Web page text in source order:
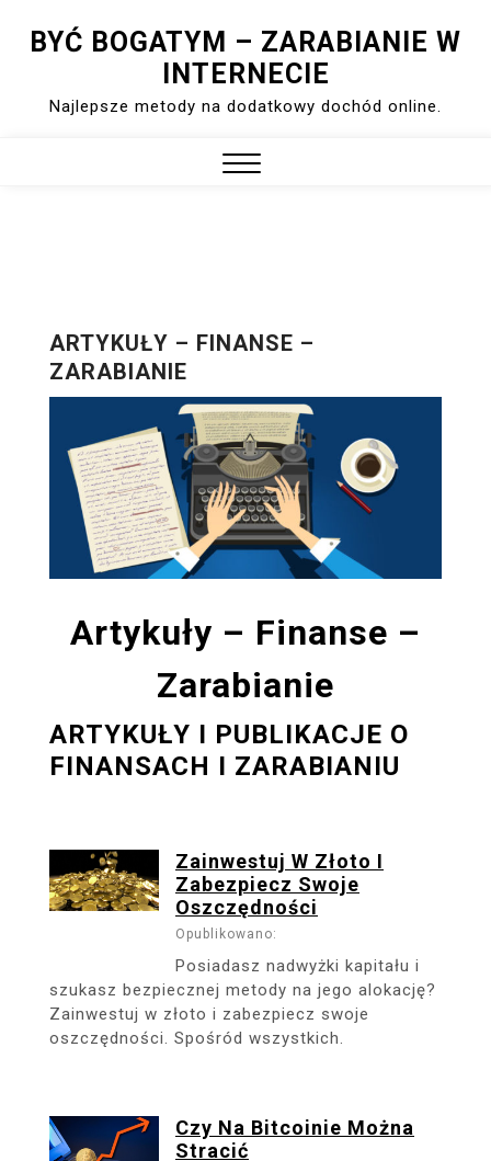
BYĆ BOGATYM – ZARABIANIE W
INTERNECIE
Najlepsze metody na dodatkowy dochód online.
ARTYKUŁY – FINANSE –
ZARABIANIE
Artykuły – Finanse –
Zarabianie
ARTYKUŁY I PUBLIKACJE O
FINANSACH I ZARABIANIU
Zainwestuj W Złoto I
Zabezpiecz Swoje
Oszczędności
Opublikowano:
Posiadasz nadwyżki kapitału i
szukasz bezpiecznej metody na jego alokację?
Zainwestuj w złoto i zabezpiecz swoje
oszczędności. Spośród wszystkich.
Czy Na Bitcoinie Można
Stracić